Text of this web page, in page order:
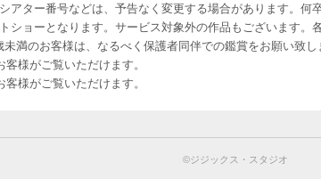
アター番号などは、予告なく変更する場合があります。何
ショーとなります。サービス対象外の作品もございます。
満のお客様は、なるべく保護者同伴での鑑賞をお願い致し
様がご覧いただけます。
様がご覧いただけます。
©︎ジジックス・スタジオ